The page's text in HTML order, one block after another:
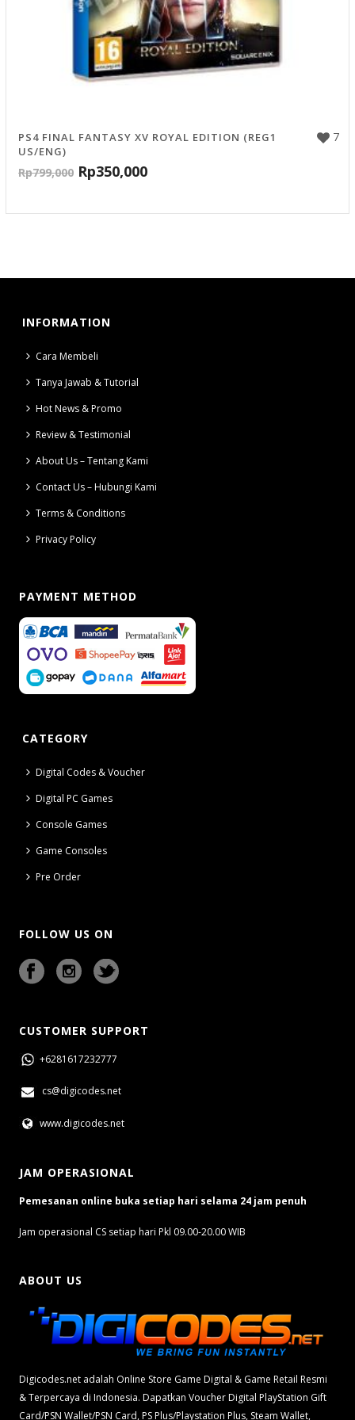
7
PS4 FINAL FANTASY XV ROYAL EDITION (REG1
US/ENG)
Rp799,000 Rp350,000
INFORMATION
Cara Membeli
Tanya Jawab & Tutorial
Hot News & Promo
Review & Testimonial
About Us – Tentang Kami
Contact Us – Hubungi Kami
Terms & Conditions
Privacy Policy
PAYMENT METHOD
CATEGORY
Digital Codes & Voucher
Digital PC Games
Console Games
Game Consoles
Pre Order
FOLLOW US ON
CUSTOMER SUPPORT
+6281617232777
cs@digicodes.net
www.digicodes.net
JAM OPERASIONAL
Pemesanan online buka setiap hari selama 24 jam penuh
Jam operasional CS setiap hari Pkl 09.00-20.00 WIB
ABOUT US
Digicodes.net adalah Online Store Game Digital & Game Retail Resmi
& Terpercaya di Indonesia. Dapatkan Voucher Digital PlayStation Gift
Card/PSN Wallet/PSN Card, PS Plus/Playstation Plus, Steam Wallet,